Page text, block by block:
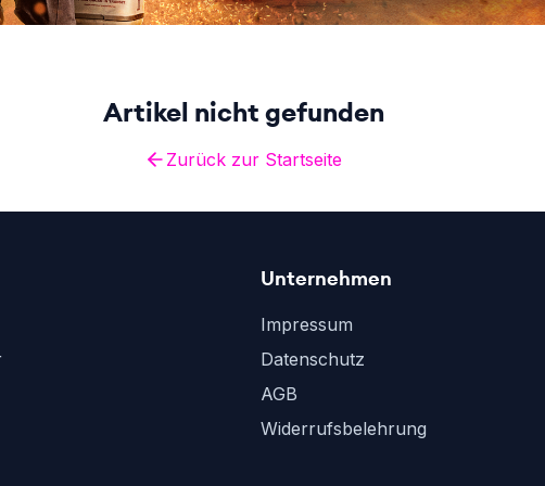
Artikel nicht gefunden
Zurück zur Startseite
Unternehmen
Impressum
Datenschutz
AGB
Widerrufsbelehrung